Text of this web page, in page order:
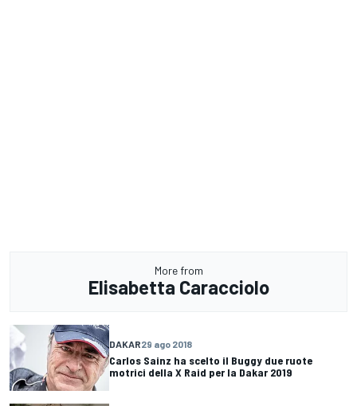
More from
Elisabetta Caracciolo
DAKAR29 ago 2018
Carlos Sainz ha scelto il Buggy due ruote
motrici della X Raid per la Dakar 2019